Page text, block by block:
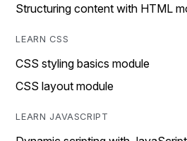
Structuring content with HTML
LEARN CSS
CSS styling basics module
CSS layout module
LEARN JAVASCRIPT